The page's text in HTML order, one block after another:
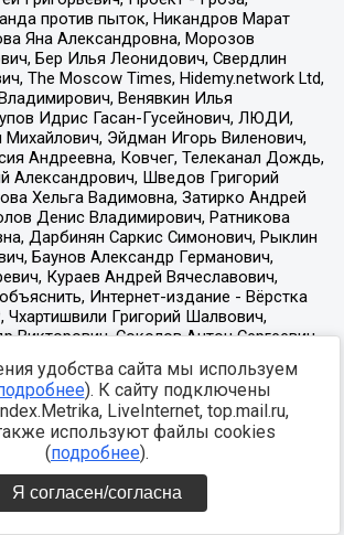
удобства сайта мы используем
). К сайту подключены
LiveInternet, top.mail.ru,
используют файлы cookies
(подробнее).
Я согласен/согласна